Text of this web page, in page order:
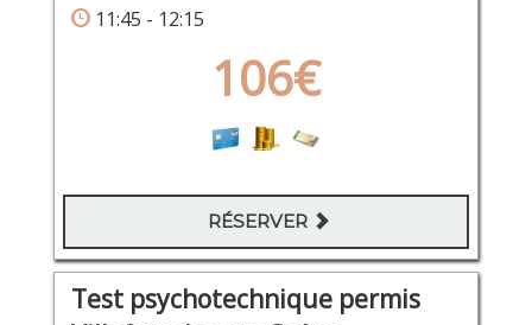
11:45 - 12:15
106€
RÉSERVER
Test psychotechnique permis